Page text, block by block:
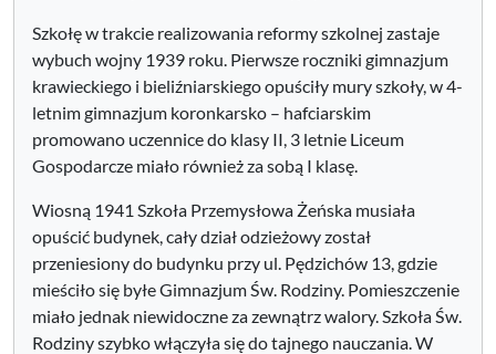
Szkołę w trakcie realizowania reformy szkolnej zastaje
wybuch wojny 1939 roku. Pierwsze roczniki gimnazjum
krawieckiego i bieliźniarskiego opuściły mury szkoły, w 4-
letnim gimnazjum koronkarsko – hafciarskim
promowano uczennice do klasy II, 3 letnie Liceum
Gospodarcze miało również za sobą I klasę.
Wiosną 1941 Szkoła Przemysłowa Żeńska musiała
opuścić budynek, cały dział odzieżowy został
przeniesiony do budynku przy ul. Pędzichów 13, gdzie
mieściło się byłe Gimnazjum Św. Rodziny. Pomieszczenie
miało jednak niewidoczne za zewnątrz walory. Szkoła Św.
Rodziny szybko włączyła się do tajnego nauczania. W